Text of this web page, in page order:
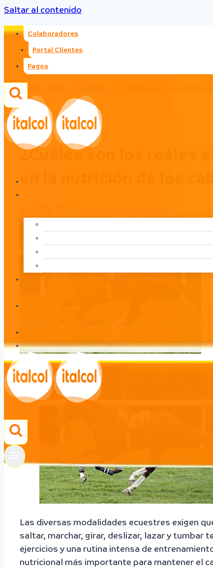
Saltar al contenido
Colaboradores
Portal Clientes
Pagos
Inicio
atletas?
Equinos| Otros
¿Cuáles son los reales
en la nutrición de los
Las diversas modalidades ecuestres exigen
saltar, marchar, girar, deslizar, lazar y tumbar
ejercicios y una rutina intensa de
nutricional más importante para mantener el